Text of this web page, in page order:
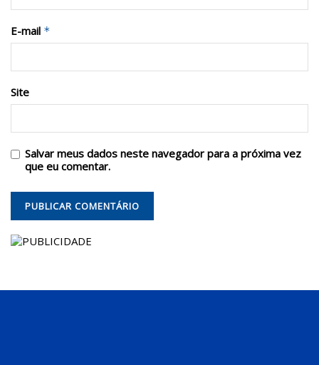
E-mail *
Site
Salvar meus dados neste navegador para a próxima vez
que eu comentar.